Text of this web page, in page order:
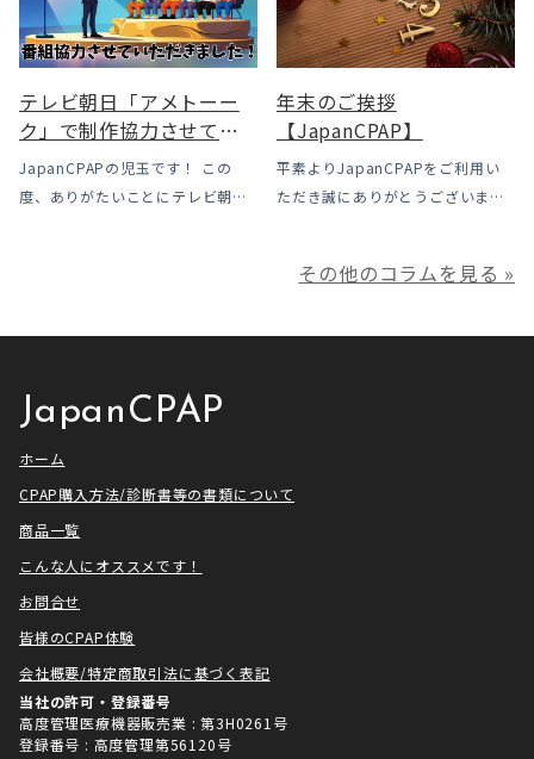
なっています。この記事では、何
がどう変わったのかを患者様の立
場で […]
使用時に「乾燥・寒さ・結露」が
起こりやすい地域です、その […]
テレビ朝日「アメトーー
ク」で制作協力させてい
ただきました
JapanCPAPの児玉です！ この
度、ありがたいことにテレビ朝日
ク様は長い歴史があり、私も大
年末のご挨拶
【JapanCPAP】
平素よりJapanCPAPをご利用い
ただき誠にありがとうございま
利用いただき本当にありがとうご
満足いただけるサービスを提供さ
その他のコラムを見る »
JapanCPAP
ホーム
CPAP購入方法/診断書等の書類について
商品一覧
こんな人にオススメです！
お問合せ
皆様のCPAP体験
会社概要/特定商取引法に基づく表記
当社の許可・登録番号
高度管理医療機器販売業 : 第3H0261号
登録番号 : 高度管理第56120号